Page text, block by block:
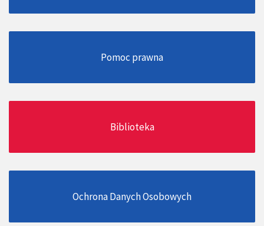
Pomoc prawna
Biblioteka
Ochrona Danych Osobowych